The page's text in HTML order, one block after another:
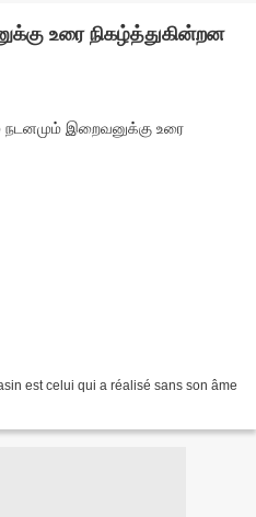
உரை நிகழ்த்துகின்றன
est celui qui a réalisé sans son âme